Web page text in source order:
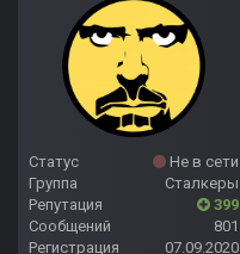
Статус
Не в сети
Группа
Сталкеры
Репутация
399
Сообщений
801
Регистрация
07.09.2020